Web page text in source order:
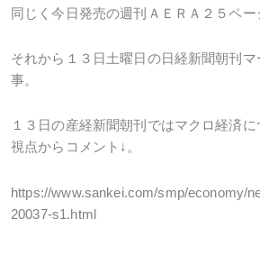
同じく今日発売の週刊ＡＥＲＡ２５ペー
それから１３日土曜日の日経新聞朝刊
事。
１３日の産経新聞朝刊ではマクロ経済
視点からコメント↓。
https://www.sankei.com/smp/economy/
20037-s1.html